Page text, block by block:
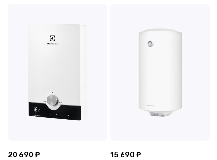
20 690 ₽
15 690 ₽